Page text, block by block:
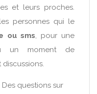
et leurs proches.
personnes qui le
ou sms, pour une
un moment de
Des questions sur